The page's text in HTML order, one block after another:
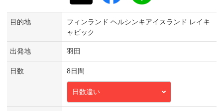
目的地
フィンランド ヘルシンキアイスランド レイキ
ャビック
出発地 羽田
日数 8日間
日数違い